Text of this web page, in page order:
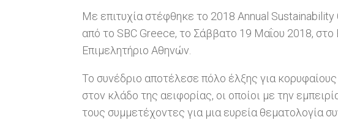
Με επιτυχία στέφθηκε το 2018 Annual
από το SBC Greece, το Σάββατο 19 Μαΐου 2018, στο
Επιμελητήριο Αθηνών.
Το συνέδριο αποτέλεσε πόλο έλξης για
στον κλάδο της αειφορίας, οι οποίοι με την
τους συμμετέχοντες για μια ευρεία θεματολογία